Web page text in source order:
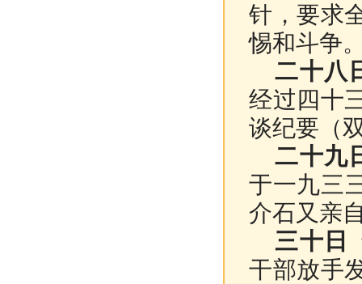
针，要求
惕和斗争
二十八
经过四十
谈纪要（
二十九
于一九三
介石又亲
三十日
干部放手